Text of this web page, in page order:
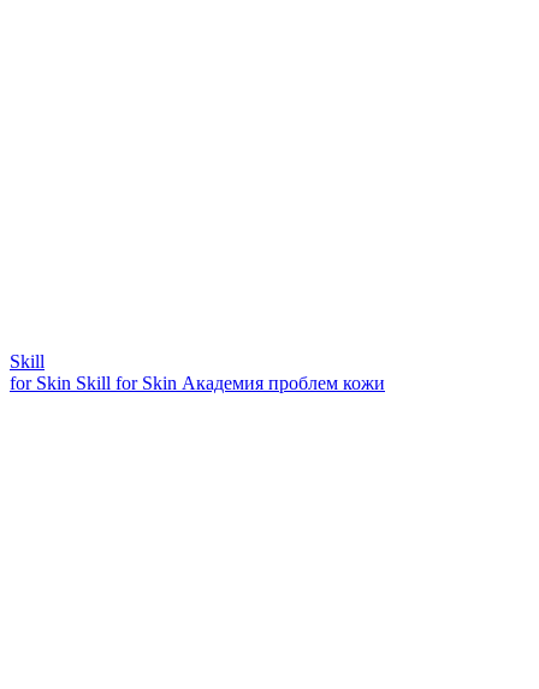
Skill
for Skin Skill for Skin Академия проблем кожи